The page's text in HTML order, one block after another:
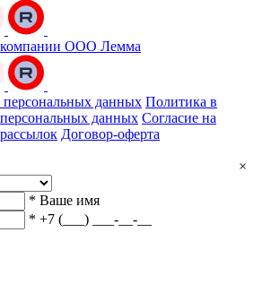
ООО Лемма
персональных данных Политика в
данных Согласие на
Договор-оферта
×
* Ваше имя
* +7 (___) ___-__-__